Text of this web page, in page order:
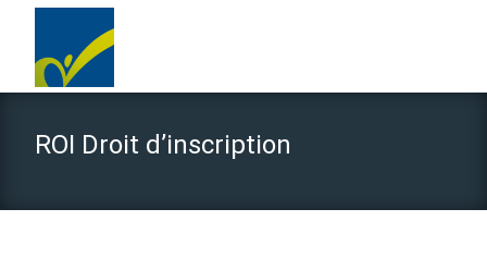
ROI Droit d’inscription